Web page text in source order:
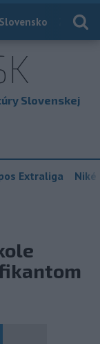
Slovensko
Slovenskej
Extraliga